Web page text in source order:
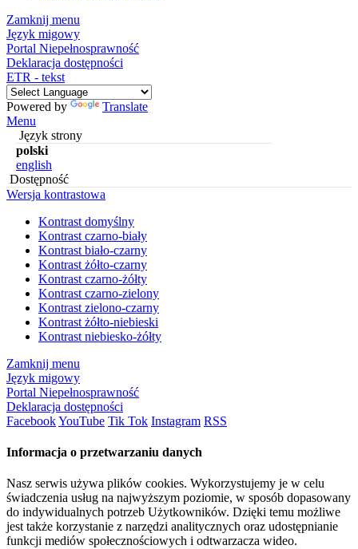
Zamknij menu
Język migowy
Portal Niepełnosprawność
Deklaracja dostępności
ETR - tekst
Powered by
Translate
Menu
Język strony
polski
english
Dostępność
Wersja kontrastowa
Kontrast domyślny
Kontrast czarno-biały
Kontrast biało-czarny
Kontrast żółto-czarny
Kontrast czarno-żółty
Kontrast czarno-zielony
Kontrast zielono-czarny
Kontrast żółto-niebieski
Kontrast niebiesko-żółty
Zamknij menu
Język migowy
Portal Niepełnosprawność
Deklaracja dostępności
FacebookYouTube Tik Tok Instagram RSS
Informacja o przetwarzaniu danych
Nasz serwis używa plików cookies. Wykorzystujemy je w celu
świadczenia usług na najwyższym poziomie, w sposób dopasowany
do indywidualnych potrzeb Użytkowników. Dzięki temu możliwe
jest także korzystanie z narzędzi analitycznych oraz udostępnianie
funkcji mediów społecznościowych i odtwarzacza wideo.